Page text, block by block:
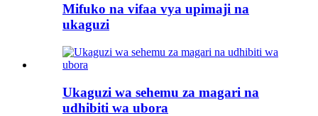
Mifuko na vifaa vya upimaji na
ukaguzi
Ukaguzi wa sehemu za magari na
udhibiti wa ubora